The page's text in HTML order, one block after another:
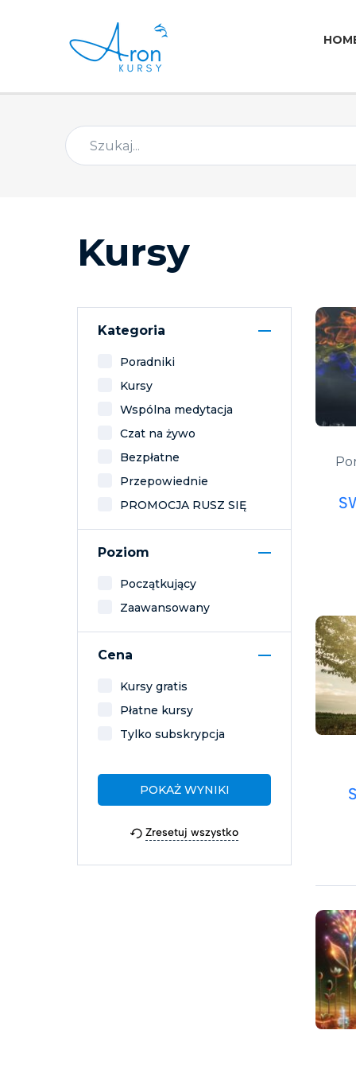
Kursy
Kategoria
Poradniki
Kursy
Wspólna medytacja
Czat na żywo
Bezpłatne
Przepowiednie
PROMOCJA RUSZ SIĘ
Poziom
Początkujący
Zaawansowany
Cena
Kursy gratis
Płatne kursy
Tylko subskrypcja
Zresetuj wszystko